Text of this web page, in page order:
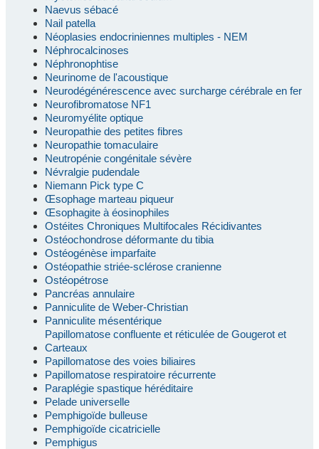
Naevus sébacé
Nail patella
Néoplasies endocriniennes multiples - NEM
Néphrocalcinoses
Néphronophtise
Neurinome de l'acoustique
Neurodégénérescence avec surcharge cérébrale en fer
Neurofibromatose NF1
Neuromyélite optique
Neuropathie des petites fibres
Neuropathie tomaculaire
Neutropénie congénitale sévère
Névralgie pudendale
Niemann Pick type C
Œsophage marteau piqueur
Œsophagite à éosinophiles
Ostéites Chroniques Multifocales Récidivantes
Ostéochondrose déformante du tibia
Ostéogénèse imparfaite
Ostéopathie striée-sclérose cranienne
Ostéopétrose
Pancréas annulaire
Panniculite de Weber-Christian
Panniculite mésentérique
Papillomatose confluente et réticulée de Gougerot et
Carteaux
Papillomatose des voies biliaires
Papillomatose respiratoire récurrente
Paraplégie spastique héréditaire
Pelade universelle
Pemphigoïde bulleuse
Pemphigoïde cicatricielle
Pemphigus